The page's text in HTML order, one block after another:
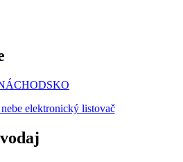
elektronický listovač